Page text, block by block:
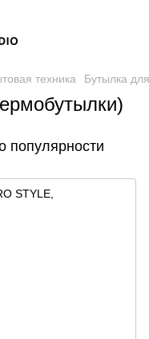
техника Бутылка
популярности